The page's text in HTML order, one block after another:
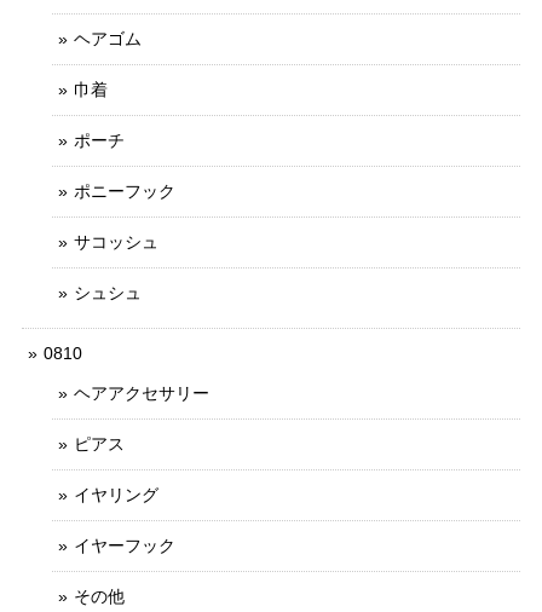
ヘアゴム
巾着
ポーチ
ポニーフック
サコッシュ
シュシュ
0810
ヘアアクセサリー
ピアス
イヤリング
イヤーフック
その他